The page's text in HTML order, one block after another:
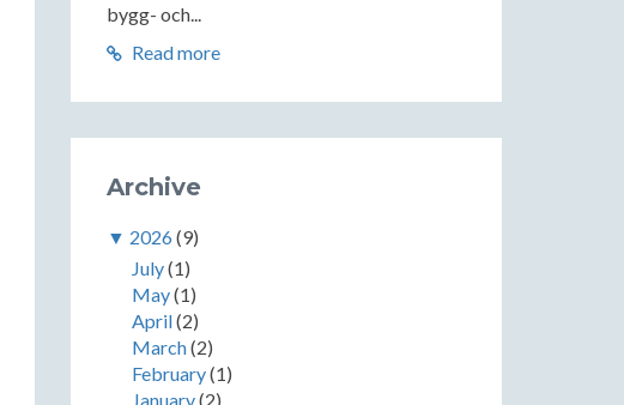
bygg- och...
Read more
Archive
▼ 2026(9)
July(1)
May(1)
April(2)
March(2)
February(1)
January(2)